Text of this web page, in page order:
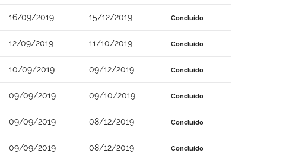
16/09/2019 15/12/2019 Concluído
12/09/2019 11/10/2019 Concluído
10/09/2019 09/12/2019 Concluído
09/09/2019 09/10/2019 Concluído
09/09/2019 08/12/2019 Concluído
09/09/2019 08/12/2019 Concluído